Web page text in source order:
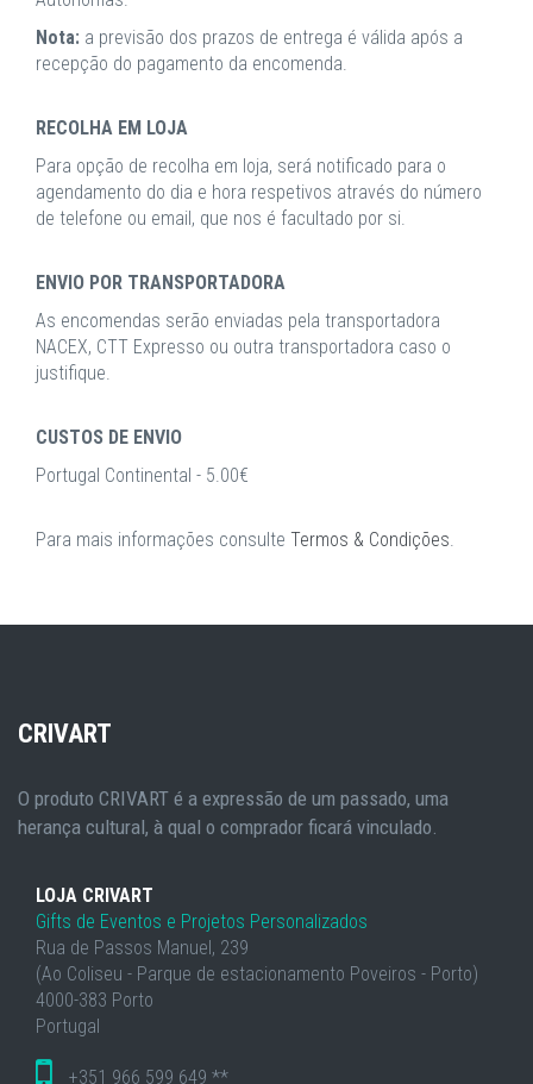
Nota: a previsão dos prazos de entrega é válida após a
recepção do pagamento da encomenda.
RECOLHA EM LOJA
Para opção de recolha em loja, será notificado para o
agendamento do dia e hora respetivos através do número
de telefone ou email, que nos é facultado por si.
ENVIO POR TRANSPORTADORA
As encomendas serão enviadas pela transportadora
NACEX, CTT Expresso ou outra transportadora caso o
justifique.
CUSTOS DE ENVIO
Portugal Continental - 5.00€
Para mais informações consulte Termos & Condições.
CRIVART
O produto CRIVART é a expressão de um passado, uma
herança cultural, à qual o comprador ficará vinculado.
LOJA CRIVART
Gifts de Eventos e Projetos Personalizados
Rua de Passos Manuel, 239
(Ao Coliseu - Parque de estacionamento Poveiros - Porto)
4000-383 Porto
Portugal
+351 966 599 649 **